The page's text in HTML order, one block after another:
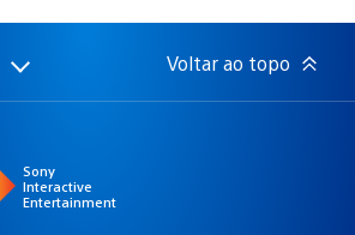
Voltar ao topo
Sony
Interactive
Entertainment